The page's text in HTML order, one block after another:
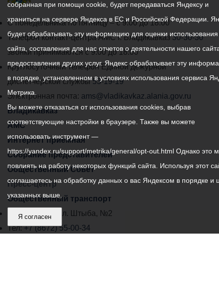
График
работы
администрации
местного
самоуправления
города
Владикавказ:
С понедельника по пятницу – с 9.00 до 18.00
Телефон контакт-центра АМС г. Владикавказ30-30-30
звонки принимаются с 9:00 до 18:00
Круглосуточный телефон Единой дежурной
диспетчерской службы53-19-19
Электронная почта: ams@vladikavkaz.alania.gov.ru
Владикавказ
АМС
Интернет приемная
Собрание представителей
Общественный Совет
Пресс-центр
Общественный транспорт
Владикавказ, пл. Штыба, №2
Тел:+7 (8672) 55-00-34
собранная при помощи cookie, будет передаваться Яндексу и
храниться на сервере Яндекса в ЕС и Российской Федерации.
будет обрабатывать эту информацию для оценки
сайта, составления для нас отчетов о деятельности нашего
предоставления других услуг. Яндекс обрабатывает эту
в порядке, установленном в условиях использования сервиса
Метрика.
Вы можете отказаться от использования cookies, выбрав
соответствующие настройки в браузере. Также вы можете
использовать инструмент —
https://yandex.ru/support/metrika/general/opt-out.html Однако это
повлиять на работу некоторых функций сайта. Используя этот
соглашаетесь на обработку данных о вас Яндексом в порядке и
указанных выше.
Я согласен